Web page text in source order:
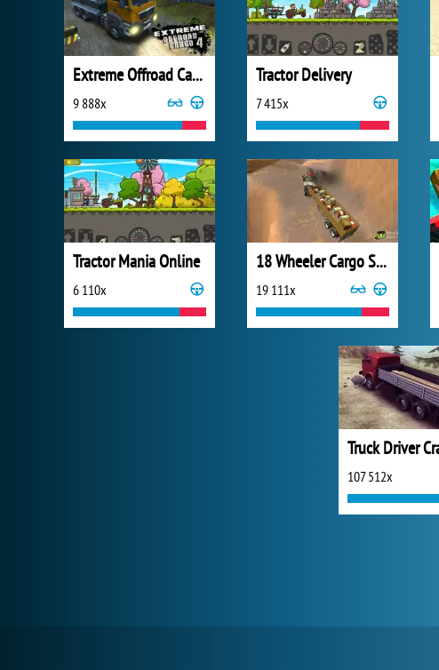
Extreme Offroad Cargo 4
9 888x
Tractor Delivery
7 415x
Tractor Mania Online
6 110x
18 Wheeler Cargo Simulator
19 111x
107 512x